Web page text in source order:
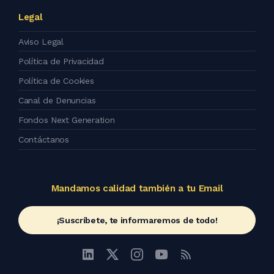
Legal
Aviso Legal
Política de Privacidad
Política de Cookies
Canal de Denuncias
Fondos Next Generation
Contáctanos
Mandamos calidad también a tu Email
¡Suscríbete, te informaremos de todo!